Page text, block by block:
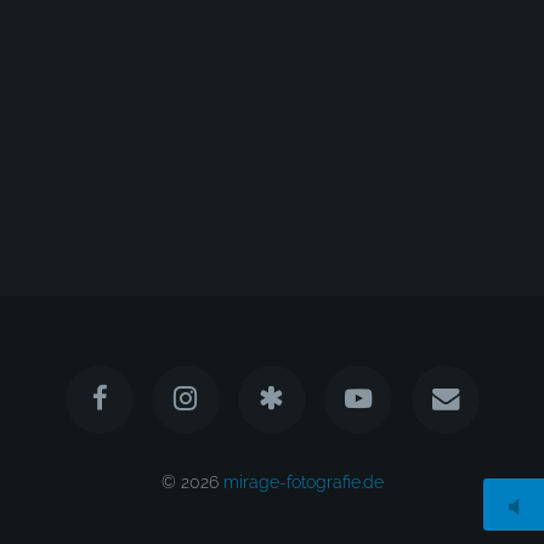
© 2026 mirage-fotografie.de